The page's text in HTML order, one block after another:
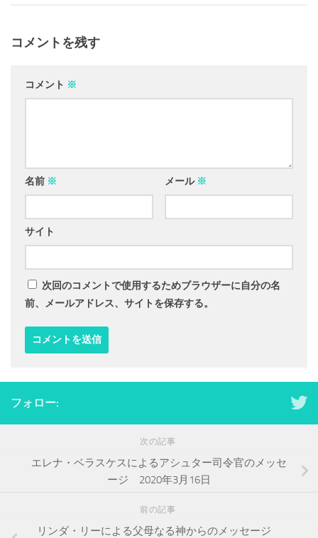
コメントを残す
コメント ※
名前 ※ メール ※
サイト
次回のコメントで使用するためブラウザーに自分の名
前、メールアドレス、サイトを保存する。
フォロー:
次の記事
エレナ・ベラスケスによるアシュター司令官のメッセ
ージ 2020年3月16日
前の記事
リンダ・リーによる父母なる神からのメッセージ